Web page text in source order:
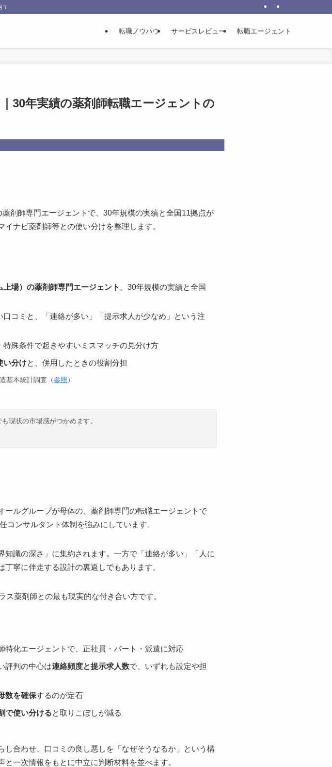
エンジニア転職したNakataが、実際に使った一次情報をもとに整理する転職総合メディアです。
転職ノウハウ サービスレビュー 転職エージェント
30年実績の薬剤師転職エージェントの
剤師専門エージェントで、30年規模の実績と全国11拠点が
ナビ薬剤師等との使い分けを整理します。
場）の薬剤師専門エージェント 。30年規模の実績と全国
コミと、「連絡が多い」「提示求人が少なめ」という注
特殊条件で起きやすいミスマッチの見分け方
い分けと、併用したときの役割分担
基本統計調査（参照）
現状の市場感がつかめます。
ルグループが母体の、薬剤師専門の転職エージェントで
ンサルタント体制を強みにしています。
識の深さ」に集約されます。一方で「連絡が多い」「人に
寧に伴走する設計の裏返しでもあります。
ス薬剤師との最も現実的な付き合い方です。
特化エージェントで、正社員・パート・派遣に対応
評判の中心は連絡頻度と提示求人数で、いずれも設定や担
数を確保するのが定石
で使い分けると取りこぼしが減る
合わせ、口コミの良し悪しを「なぜそうなるか」という構
一次情報をもとに中立に判断材料を並べます。